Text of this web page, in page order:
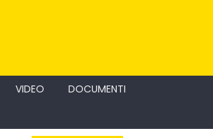
VIDEO
DOCUMENTI